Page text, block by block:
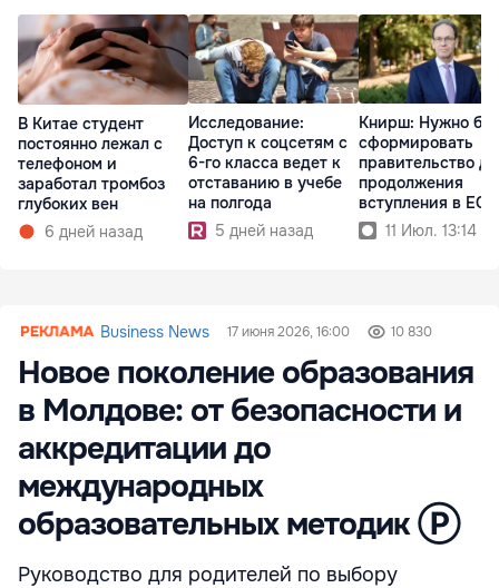
В Китае студент
постоянно лежал с
телефоном и
заработал тромбоз
глубоких вен
6 дней назад
Исследование:
Доступ к соцсетям с
6-го класса ведет к
отставанию в учебе
на полгода
5 дней назад
Книрш: Нужно
сформировать
правительство
продолжения
вступления в ЕС
11 Июл. 13:14
Business News 17 июня 2026, 16:00 10 830
Новое поколение образования
в Молдове: от безопасности и
аккредитации до
международных
образовательных методик Ⓟ
Руководство для родителей по выбору